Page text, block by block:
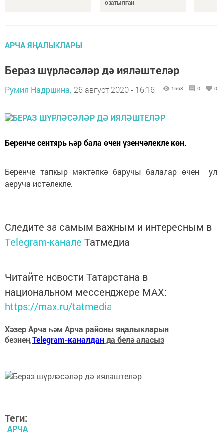
озатылган
АРЧА ЯҢАЛЫКЛАРЫ
Бераз шүрләсәләр дә ияләштеләр
Румия Надршина, 26 август 2020 - 16:16 1668 0 0
Беренче сентярь һәр бала өчен үзенчәлекле көн.
Беренче тапкыр мәктәпкә баручы балалар өчен ул
аеруча истәлекле.
Следите за самым важным и интересным в
Telegram-канале Татмедиа
Читайте новости Татарстана в
национальном мессенджере MАХ:
https://max.ru/tatmedia
Хәзер Арча һәм Арча районы яңалыкларын
безнеңTelegram-каналданда белә аласыз
Теги:
АРЧА